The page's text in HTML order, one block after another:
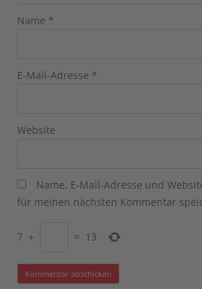
Name *
E-Mail-Adresse *
Website
Name, E-Mail-Adresse und
für meinen nächsten Kommentar
7 + = 13